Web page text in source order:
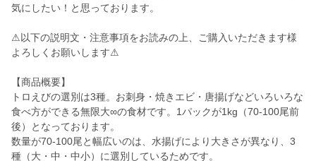
気にしたい！と思っております。
⚠以下の説明文・注意事項をお読みの上、ご購入いただきます様
よろしくお願いします⚠
【商品概要】
トロえびの選別は3種。お刺身・焼きエビ・唐揚げなどいろいろな
食べ方ができる無限大∞の食材です。1パックが1kg（70-100尾前
後）となっております。
数量が70-100尾と幅広いのは、水揚げにより大きさが異なり、3
種（大・中・中小）に選別しているためです。